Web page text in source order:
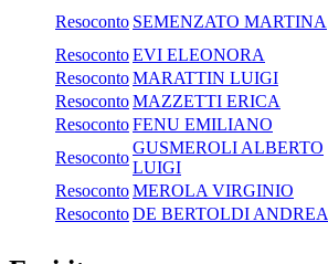
Resoconto SEMENZATO MARTINA
ResocontoEVI ELEONORA
ResocontoMARATTIN LUIGI
ResocontoMAZZETTI ERICA
ResocontoFENU EMILIANO
Resoconto
GUSMEROLI ALBERTO
LUIGI
ResocontoMEROLA VIRGINIO
ResocontoDE BERTOLDI ANDREA